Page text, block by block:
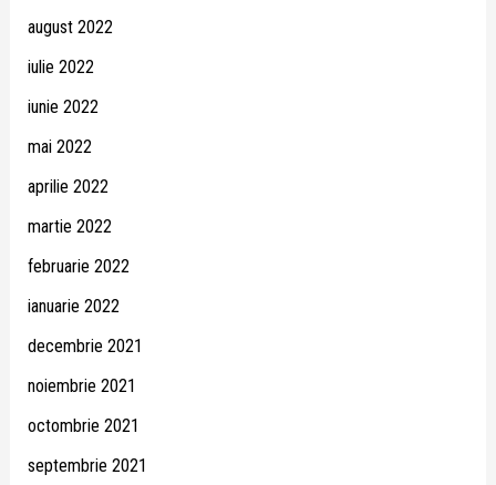
august 2022
iulie 2022
iunie 2022
mai 2022
aprilie 2022
martie 2022
februarie 2022
ianuarie 2022
decembrie 2021
noiembrie 2021
octombrie 2021
septembrie 2021